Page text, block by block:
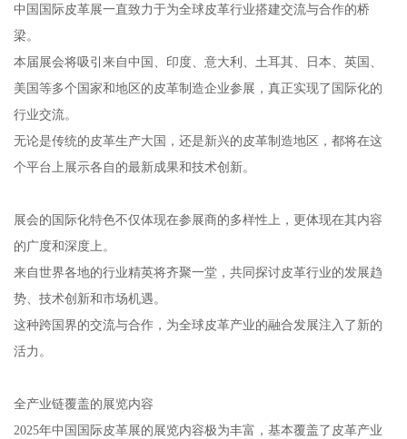
中国国际皮革展一直致力于为全球皮革行业搭建交流与合作的桥
梁。
本届展会将吸引来自中国、印度、意大利、土耳其、日本、英国、
美国等多个国家和地区的皮革制造企业参展，真正实现了国际化的
行业交流。
无论是传统的皮革生产大国，还是新兴的皮革制造地区，都将在这
个平台上展示各自的最新成果和技术创新。
展会的国际化特色不仅体现在参展商的多样性上，更体现在其内容
的广度和深度上。
来自世界各地的行业精英将齐聚一堂，共同探讨皮革行业的发展趋
势、技术创新和市场机遇。
这种跨国界的交流与合作，为全球皮革产业的融合发展注入了新的
活力。
全产业链覆盖的展览内容
2025年中国国际皮革展的展览内容极为丰富，基本覆盖了皮革产业